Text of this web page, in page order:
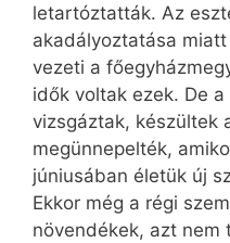
letartóztatták. Az
akadályoztatása
vezeti a
idők voltak ezek. De
vizsgáztak, készültek
megünnepelték,
júniusában életük új
Ekkor még a régi
növendékek, azt nem